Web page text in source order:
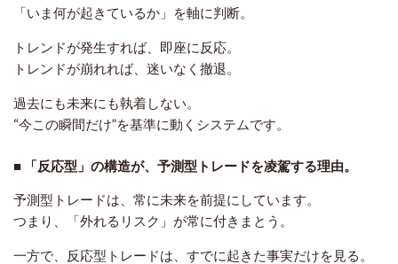
「いま何が起きているか」を軸に判断。
トレンドが発生すれば、即座に反応。
トレンドが崩れれば、迷いなく撤退。
過去にも未来にも執着しない。
“今この瞬間だけ”を基準に動くシステムです。
■ 「反応型」の構造が、予測型トレードを凌駕する理由。
予測型トレードは、常に未来を前提にしています。
つまり、「外れるリスク」が常に付きまとう。
一方で、反応型トレードは、すでに起きた事実だけを見る。